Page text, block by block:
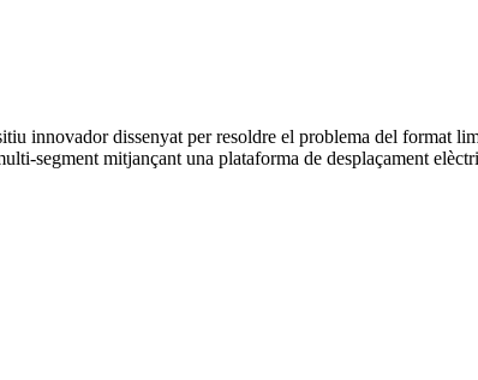
innovador dissenyat per resoldre el problema del format
segment mitjançant una plataforma de desplaçament